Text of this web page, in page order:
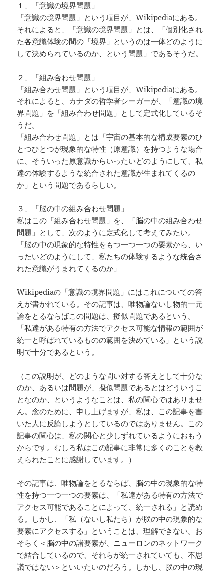
１、「意識の境界問題」
「意識の境界問題」という項目が、Wikipediaにある。
それによると、「意識の境界問題」とは、「個別化され
た各意識体験の間の「境界」というのは一体どのように
して決められているのか、という問題」であるそうだ。
２、「組み合わせ問題」
「組み合わせ問題」という項目が、Wikipediaにある。
それによると、カナダの哲学者シーガーが、「意識の境
界問題」を「組み合わせ問題」として定式化しているそ
うだ。
「組み合わせ問題」とは「宇宙の基本的な構成要素のひ
とつひとつが現象的な特性（原意識）を持つような場合
に、そういった原意識からいったいどのようにして、私
達の体験するような統合された意識が生まれてくるの
か」という問題であるらしい。
３、「脳の中の組み合わせ問題」
私はこの「組み合わせ問題」を、「脳の中の組み合わせ
問題」として、次のように定式化して考えてみたい。
「脳の中の現象的な特性をもつ一つ一つの要素から、い
ったいどのようにして、私たちの体験するような統合さ
れた意識がうまれてくるのか」
Wikipediaの「意識の境界問題」にはこれについての答
えが書かれている。その記事は、唯物論ないし物的一元
論をとるならばこの問題は、擬似問題であるという。
「私達がある特有の方法でアクセス可能な情報の範囲が
統一と呼ばれているものの範囲を決めている」という説
明で十分であるという。
（この説明が、どのような問い対する答えとして十分な
のか、あるいは問題が、擬似問題であるとはどういうこ
となのか、というようなことは、私の関心ではありませ
ん。念のために、申し上げますが、私は、この記事を書
いた人に反論しようとしているのではありません。この
記事の関心は、私の関心と少しずれているようにおもう
からです。むしろ私はこの記事に非常に多くのことを教
えられたことに感謝しています。）
その記事は、唯物論をとるならば、脳の中の現象的な特
性を持つ一つ一つの要素は、「私達がある特有の方法で
アクセス可能であることによって、統一される」と読め
る。しかし、「私（ないし私たち）が脳の中の現象的な
要素にアクセスする」ということは、理解できない。お
そらく＜脳の中の諸要素が、ニューロンのネットワーク
で結合しているので、それらが統一されていても、不思
議ではない＞といいたいのだろう。しかし、脳の中の現